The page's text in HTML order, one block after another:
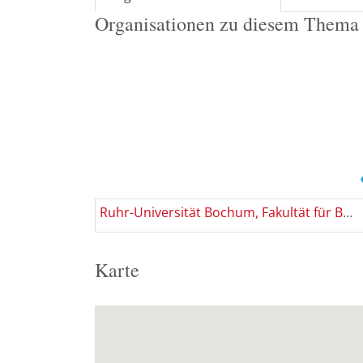
Organisationen zu diesem Thema
Ruhr-Universität Bochum, Fakultät für Bau- und Umweltingenieurwissenschaften / Lehrstuhl für Informatik im Bauwesen
Karte